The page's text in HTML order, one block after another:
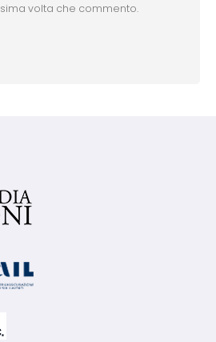
volta che commento.